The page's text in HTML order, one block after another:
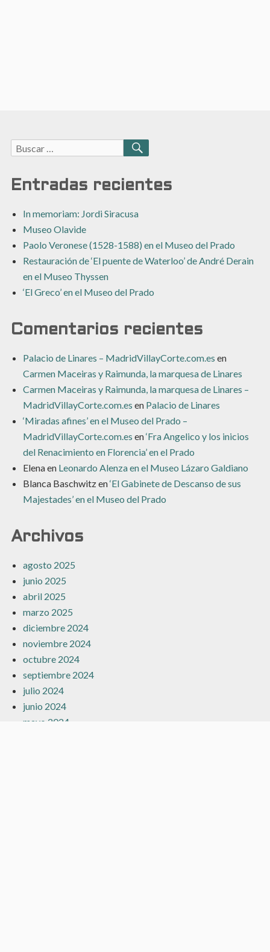
Buscar:
BUSCAR
Entradas recientes
In memoriam: Jordi Siracusa
Museo Olavide
Paolo Veronese (1528-1588) en el Museo del Prado
Restauración de ‘El puente de Waterloo’ de André Derain
en el Museo Thyssen
‘El Greco’ en el Museo del Prado
Comentarios recientes
Palacio de Linares – MadridVillayCorte.com.es en
Carmen Maceiras y Raimunda, la marquesa de Linares
Carmen Maceiras y Raimunda, la marquesa de Linares –
MadridVillayCorte.com.es en Palacio de Linares
‘Miradas afines’ en el Museo del Prado –
MadridVillayCorte.com.es en‘Fra Angelico y los inicios
del Renacimiento en Florencia’ en el Prado
Elenaen Leonardo Alenza en el Museo Lázaro Galdiano
Blanca Baschwitzen‘El Gabinete de Descanso de sus
Majestades’ en el Museo del Prado
Archivos
agosto 2025
junio 2025
abril 2025
marzo 2025
diciembre 2024
noviembre 2024
octubre 2024
septiembre 2024
julio 2024
junio 2024
mayo 2024